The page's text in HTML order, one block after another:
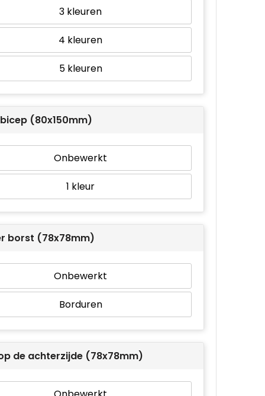
3
4
5
(80x150mm)
Onbewerkt
1
borst (78x78mm)
Onbewerkt
Borduren
de achterzijde (78x78mm)